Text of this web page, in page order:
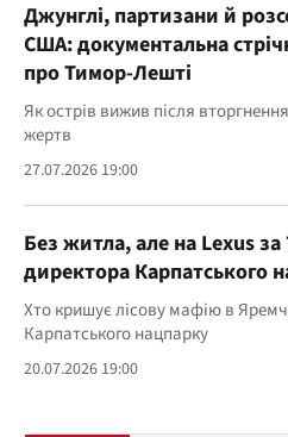
Джунглі, партизани й
США: документальна
про Тимор-Лешті
Як острів вижив після
жертв
27.07.2026 19:00
Без житла, але на Lexus за
директора Карпатського
Хто кришує лісову мафію в
Карпатського нацпарку
20.07.2026 19:00